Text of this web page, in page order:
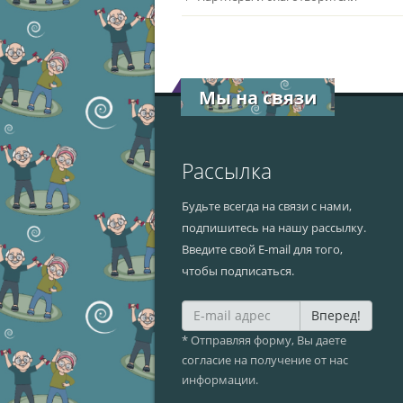
Мы на связи
Рассылка
Будьте всегда на связи с нами,
подпишитесь на нашу рассылку.
Введите свой E-mail для того,
чтобы подписаться.
Вперед!
* Отправляя форму, Вы даете
согласие на получение от нас
информации.